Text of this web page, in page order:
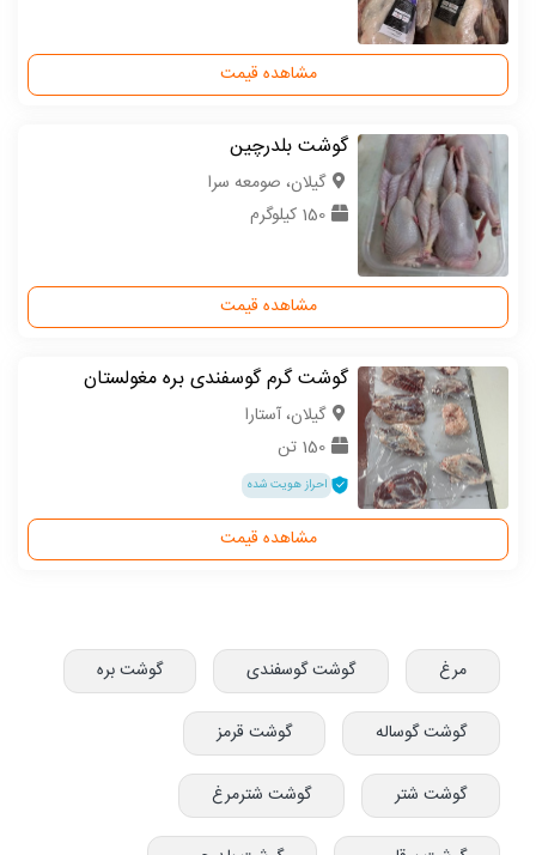
مشاهده قیمت
گوشت بلدرچین
گیلان، صومعه سرا
150 کیلوگرم
مشاهده قیمت
گوشت گرم گوسفندی بره مغولستان
گیلان، آستارا
150 تن
احراز هویت شده
مشاهده قیمت
مرغ گوشت گوسفندی گوشت بره
گوشت گوساله گوشت قرمز
گوشت شتر گوشت شترمرغ